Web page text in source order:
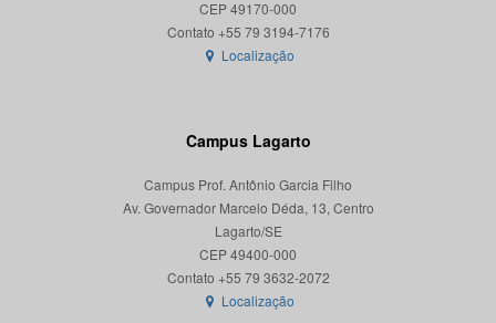
CEP 49170-000
Localização
Campus Lagarto
Campus Prof. Antônio Garcia Filho
Av. Governador Marcelo Déda, 13, Centro
Lagarto/SE
CEP 49400-000
Localização